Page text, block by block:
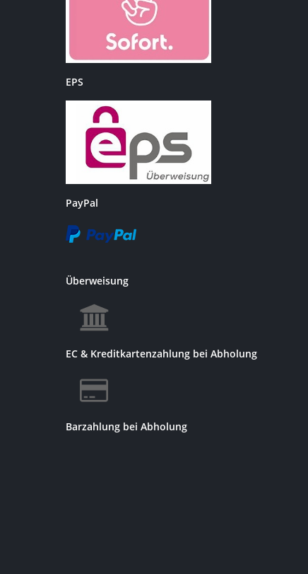
EPS
PayPal
Überweisung
EC & Kreditkartenzahlung bei Abholung
Barzahlung bei Abholung